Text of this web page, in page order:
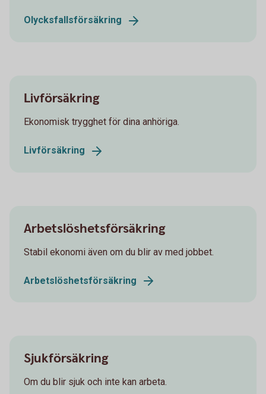
Olycksfallsförsäkring
Livförsäkring
Ekonomisk trygghet för dina anhöriga.
Livförsäkring
Arbetslöshetsförsäkring
Stabil ekonomi även om du blir av med jobbet.
Arbetslöshetsförsäkring
Sjukförsäkring
Om du blir sjuk och inte kan arbeta.